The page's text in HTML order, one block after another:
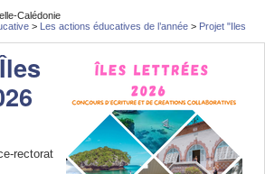
Calédonie
> Les actions éducatives de l’année > Projet "Iles
rectorat